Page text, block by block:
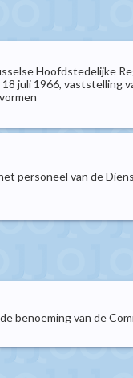
Hoofdstedelijke
juli 1966, vaststelling
personeel van de
benoeming van de